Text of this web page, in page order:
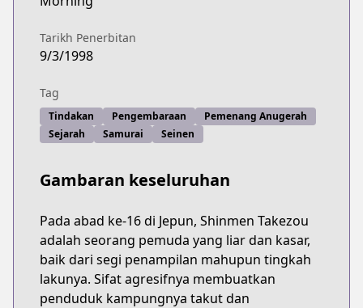
Tarikh Penerbitan
9/3/1998
Tag
Tindakan Pengembaraan
Pemenang Anugerah
Sejarah
Samurai Seinen
Gambaran keseluruhan
Pada abad ke-16 di Jepun, Shinmen Takezou
adalah seorang pemuda yang liar dan kasar,
baik dari segi penampilan mahupun tingkah
lakunya. Sifat agresifnya membuatkan
penduduk kampungnya takut dan